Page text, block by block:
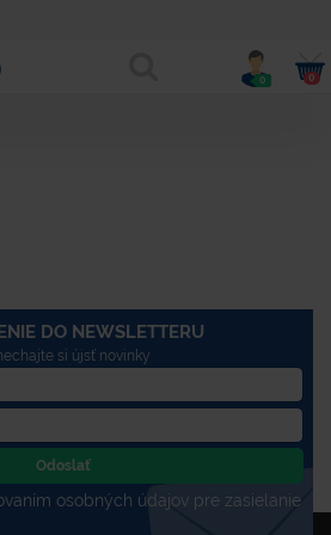
0 0
DO NEWSLETTERU
si újsť novinky
Odoslať
osobných údajov pre zasielanie